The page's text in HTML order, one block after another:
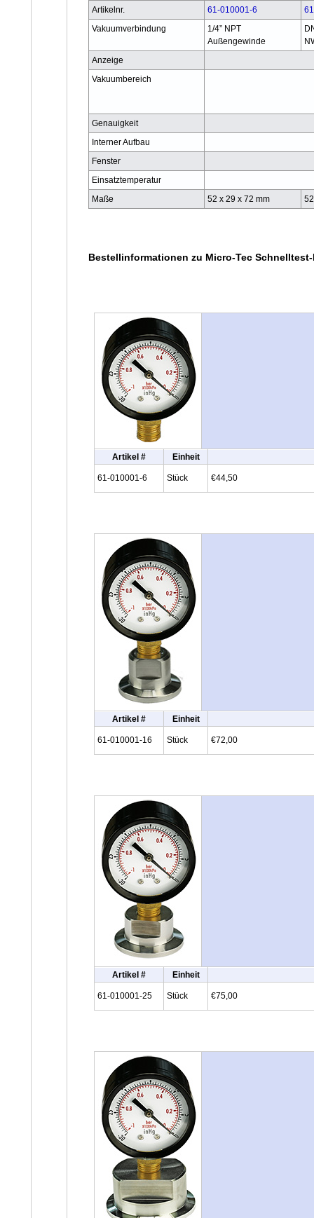
Artikelnr.
61-010001-6
Vakuumverbindung
1/4” NPT
Außengewinde
Anzeige
Vakuumbereich
Genauigkeit
Interner Aufbau
Fenster
Einsatztemperatur
Maße
52 x 29 x 72 mm
Bestellinformationen zu Micro-Tec
Artikel # Einheit
61-010001-6 Stück €44,50
Artikel # Einheit
61-010001-16 Stück €72,00
Artikel # Einheit
61-010001-25 Stück €75,00